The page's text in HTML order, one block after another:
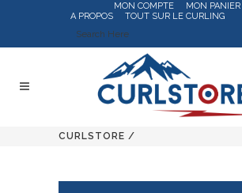
MON COMPTE
MON PANIER
A PROPOS
TOUT SUR LE CURLING
CURLSTORE /